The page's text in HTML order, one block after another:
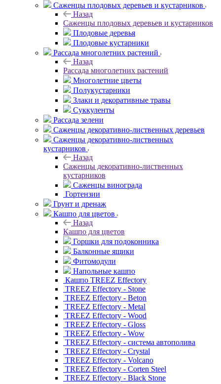
Саженцы плодовых деревьев и кустарников
Назад
Саженцы плодовых деревьев и кустарников
Плодовые деревья
Плодовые кустарники
Рассада многолетних растений
Назад
Рассада многолетних растений
Многолетние цветы
Полукустарники
Злаки и декоративные травы
Суккуленты
Рассада зелени
Саженцы декоративно-лиственных деревьев
Саженцы декоративно-лиственных
кустарников
Назад
Саженцы декоративно-лиственных
кустарников
Саженцы винограда
Гортензии
Грунт и дренаж
Кашпо для цветов
Назад
Кашпо для цветов
Горшки для подоконника
Балконные ящики
Фитомодули
Напольные кашпо
Кашпо TREEZ Effectory
TREEZ Effectory - Stone
TREEZ Effectory - Beton
TREEZ Effectory - Metal
TREEZ Effectory - Wood
TREEZ Effectory - Gloss
TREEZ Effectory - Wow
TREEZ Effectory - система автополива
TREEZ Effectory - Crystal
TREEZ Effectory - Volcano
TREEZ Effectory - Corten Steel
TREEZ Effectory - Black Stone